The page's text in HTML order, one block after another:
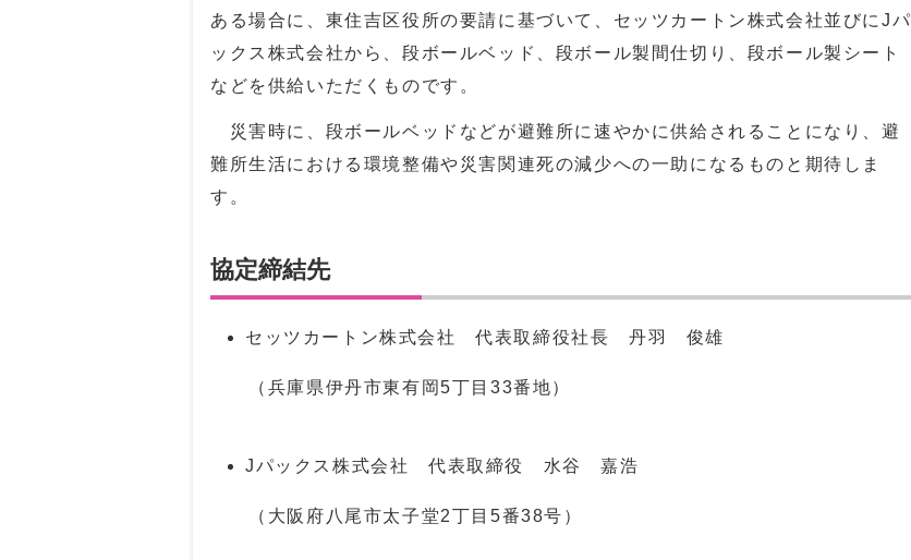
ある場合に、東住吉区役所の要請に基づいて、セッツカートン株式会社並びにJパ
ックス株式会社から、段ボールベッド、段ボール製間仕切り、段ボール製シート
などを供給いただくものです。
災害時に、段ボールベッドなどが避難所に速やかに供給されることになり、避
難所生活における環境整備や災害関連死の減少への一助になるものと期待しま
す。
協定締結先
セッツカートン株式会社 代表取締役社長 丹羽 俊雄
（兵庫県伊丹市東有岡5丁目33番地）
Jパックス株式会社 代表取締役 水谷 嘉浩
（大阪府八尾市太子堂2丁目5番38号）